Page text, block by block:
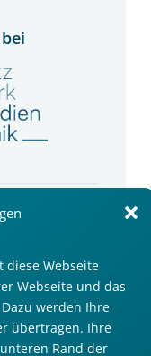
diese Webseite
Webseite und das
werden Ihre
übertragen. Ihre
Rand der